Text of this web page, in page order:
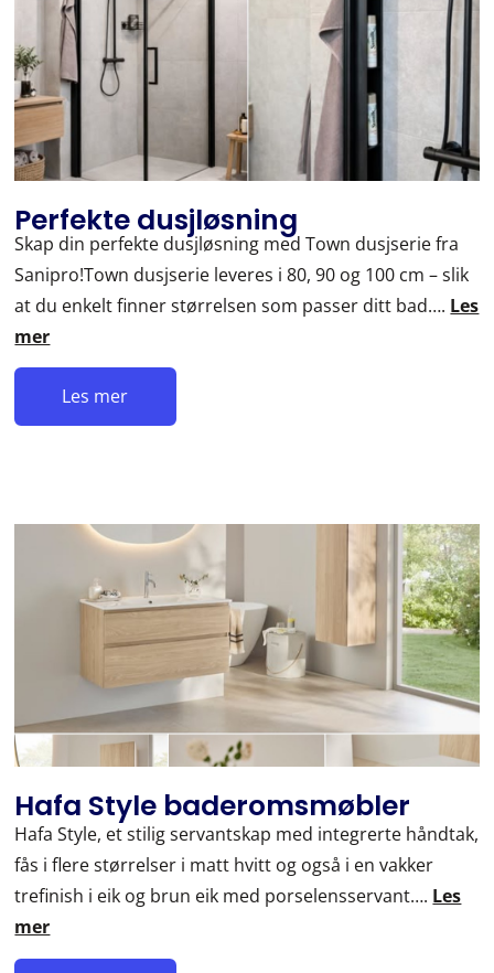
Perfekte dusjløsning
Skap din perfekte dusjløsning med Town dusjserie fra
Sanipro!Town dusjserie leveres i 80, 90 og 100 cm – slik
at du enkelt finner størrelsen som passer ditt bad…. Les
mer
Les mer
Hafa Style baderomsmøbler
Hafa Style, et stilig servantskap med integrerte håndtak,
fås i flere størrelser i matt hvitt og også i en vakker
trefinish i eik og brun eik med porselensservant…. Les
mer